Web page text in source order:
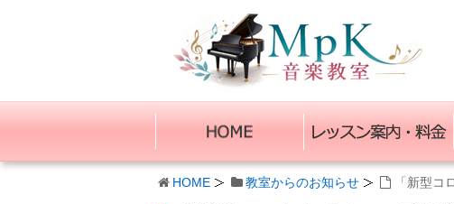
HOME 教室からのお知らせ 「新型